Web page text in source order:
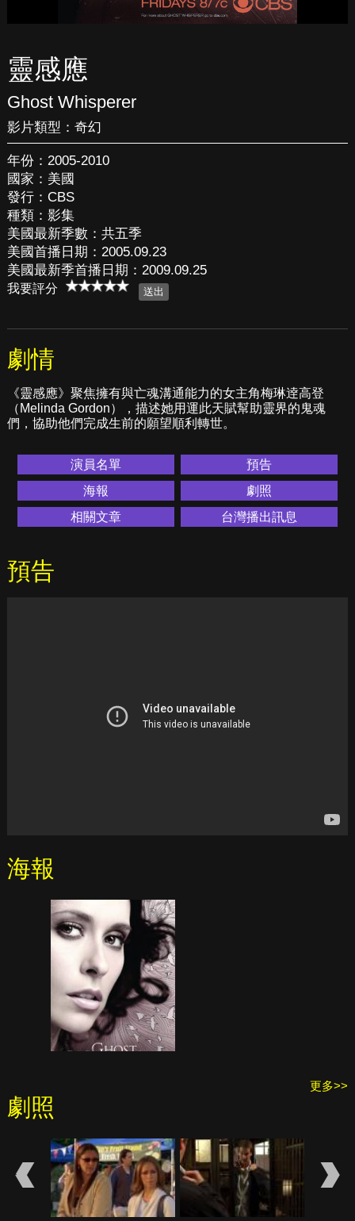
靈感應
Ghost Whisperer
影片類型： 奇幻
年份：2005-2010
國家：美國
發行：CBS
種類：影集
美國最新季數：共五季
美國首播日期：2005.09.23
美國最新季首播日期：2009.09.25
我要評分
劇情
《靈感應》聚焦擁有與亡魂溝通能力的女主角梅琳逹高登
（Melinda Gordon），描述她用運此天賦幫助靈界的鬼魂
們，協助他們完成生前的願望順利轉世。
演員名單
預告
海報
劇照
相關文章
台灣播出訊息
預告
海報
更多>>
劇照